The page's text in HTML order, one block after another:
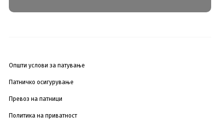
Општи услови за патување
Патничко осигурување
Превоз на патници
Политика на приватност